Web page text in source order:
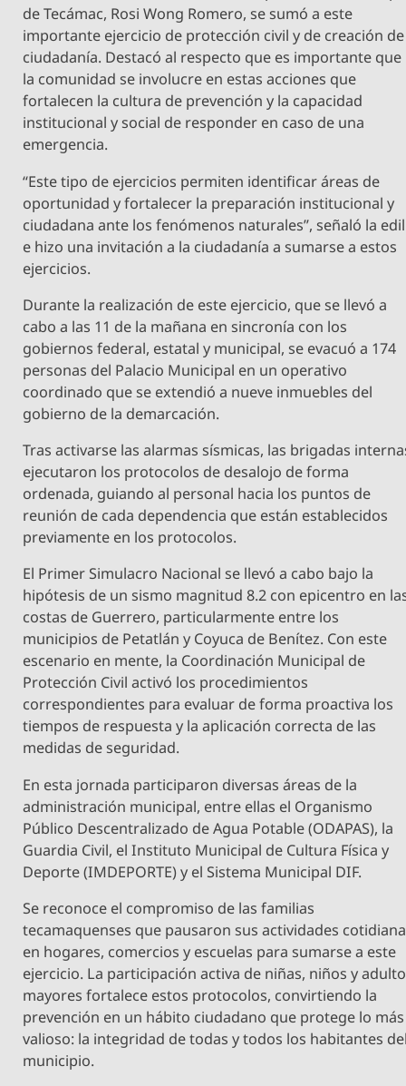
de Tecámac, Rosi Wong Romero, se sumó a este
importante ejercicio de protección civil y de creación de
ciudadanía. Destacó al respecto que es importante que
la comunidad se involucre en estas acciones que
fortalecen la cultura de prevención y la capacidad
institucional y social de responder en caso de una
emergencia.
“Este tipo de ejercicios permiten identificar áreas de
oportunidad y fortalecer la preparación institucional y
ciudadana ante los fenómenos naturales”, señaló la edil
e hizo una invitación a la ciudadanía a sumarse a estos
ejercicios.
Durante la realización de este ejercicio, que se llevó a
cabo a las 11 de la mañana en sincronía con los
gobiernos federal, estatal y municipal, se evacuó a 174
personas del Palacio Municipal en un operativo
coordinado que se extendió a nueve inmuebles del
gobierno de la demarcación.
Tras activarse las alarmas sísmicas, las brigadas
ejecutaron los protocolos de desalojo de forma
ordenada, guiando al personal hacia los puntos de
reunión de cada dependencia que están establecidos
previamente en los protocolos.
El Primer Simulacro Nacional se llevó a cabo bajo la
hipótesis de un sismo magnitud 8.2 con epicentro en
costas de Guerrero, particularmente entre los
municipios de Petatlán y Coyuca de Benítez. Con este
escenario en mente, la Coordinación Municipal de
Protección Civil activó los procedimientos
correspondientes para evaluar de forma proactiva los
tiempos de respuesta y la aplicación correcta de las
medidas de seguridad.
En esta jornada participaron diversas áreas de la
administración municipal, entre ellas el Organismo
Público Descentralizado de Agua Potable (ODAPAS), la
Guardia Civil, el Instituto Municipal de Cultura Física y
Deporte (IMDEPORTE) y el Sistema Municipal DIF.
Se reconoce el compromiso de las familias
tecamaquenses que pausaron sus actividades
en hogares, comercios y escuelas para sumarse a este
ejercicio. La participación activa de niñas, niños y
mayores fortalece estos protocolos, convirtiendo la
prevención en un hábito ciudadano que protege lo más
valioso: la integridad de todas y todos los habitantes
municipio.